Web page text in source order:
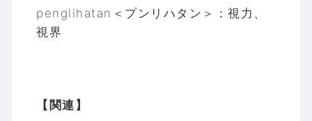
penglihatan＜プンリハタン＞：視力、
視界
【関連】